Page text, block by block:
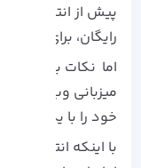
پیش از انتخاب از
رایگان، برای
اما نکات بسیار
میزبانی وب سایت
خود را با یک
با اینکه انتخاب